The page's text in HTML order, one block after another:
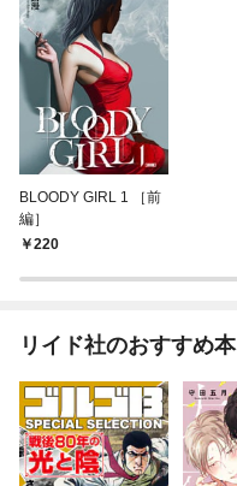
BLOODY GIRL 1 ［前
編］
220
リイド社のおすすめ本